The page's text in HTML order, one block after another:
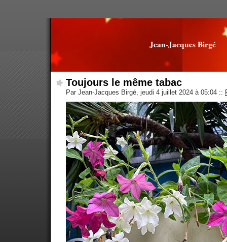
Jean-Jacques Birgé
Toujours le même tabac
Par Jean-Jacques Birgé, jeudi 4 juillet 2024 à 05:04 ::